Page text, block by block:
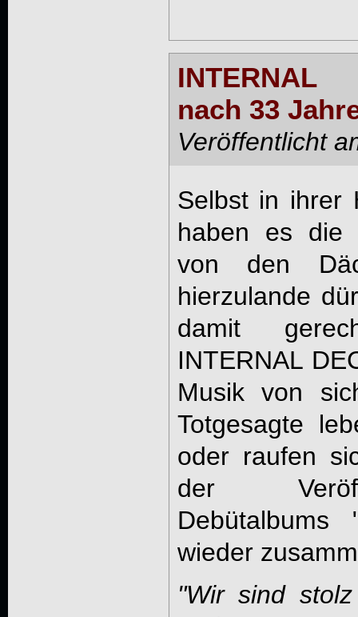
INTERNAL
nach 33
Veröffentlicht
Selbst in ihrer
haben es die
von den
hierzulande
damit
INTERNAL
Musik von
Totgesagte
oder raufen
der
Debütalbums
wieder
"Wir sind